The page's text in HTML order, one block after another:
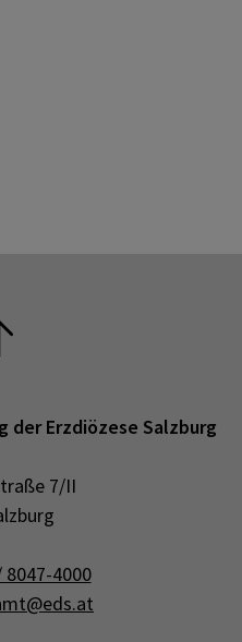
der Erzdiözese Salzburg
7/II
8047-4000